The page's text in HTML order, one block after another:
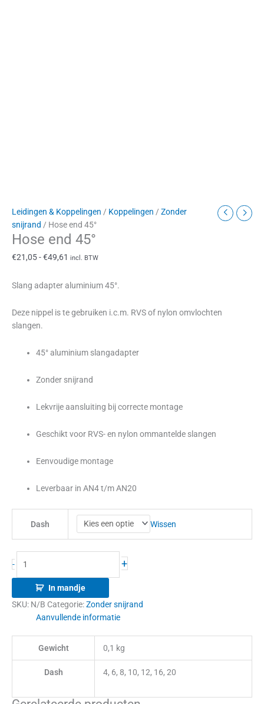
Leidingen & Koppelingen / Koppelingen / Zonder
snijrand / Hose end 45°
Hose end 45°
€21,05-€49,61 incl. BTW
Slang adapter aluminium 45°.
Deze nippel is te gebruiken i.c.m. RVS of nylon omvlochten
slangen.
45° aluminium slangadapter
Zonder snijrand
Lekvrije aansluiting bij correcte montage
Geschikt voor RVS- en nylon ommantelde slangen
Eenvoudige montage
Leverbaar in AN4 t/m AN20
Dash Wissen
- +
In mandje
SKU: N/B Categorie:Zonder snijrand
Aanvullende informatie
Gewicht 0,1 kg
Dash 4, 6, 8, 10, 12, 16, 20